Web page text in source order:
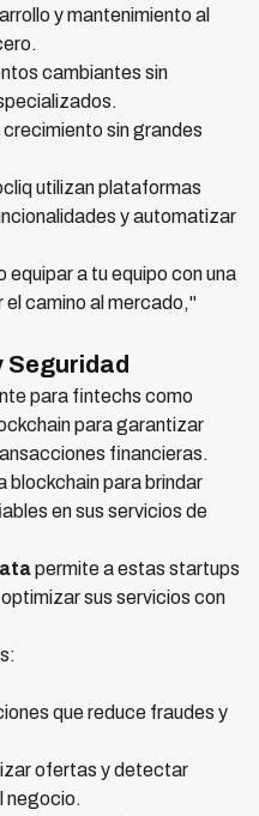
y mantenimiento al
cambiantes sin
sin grandes
utilizan plataformas
y automatizar
a tu equipo con una
camino al mercado,"
Seguridad
para fintechs como
para garantizar
financieras.
blockchain para brindar
en sus servicios de
permite a estas startups
sus servicios con
que reduce fraudes y
ofertas y detectar
negocio.